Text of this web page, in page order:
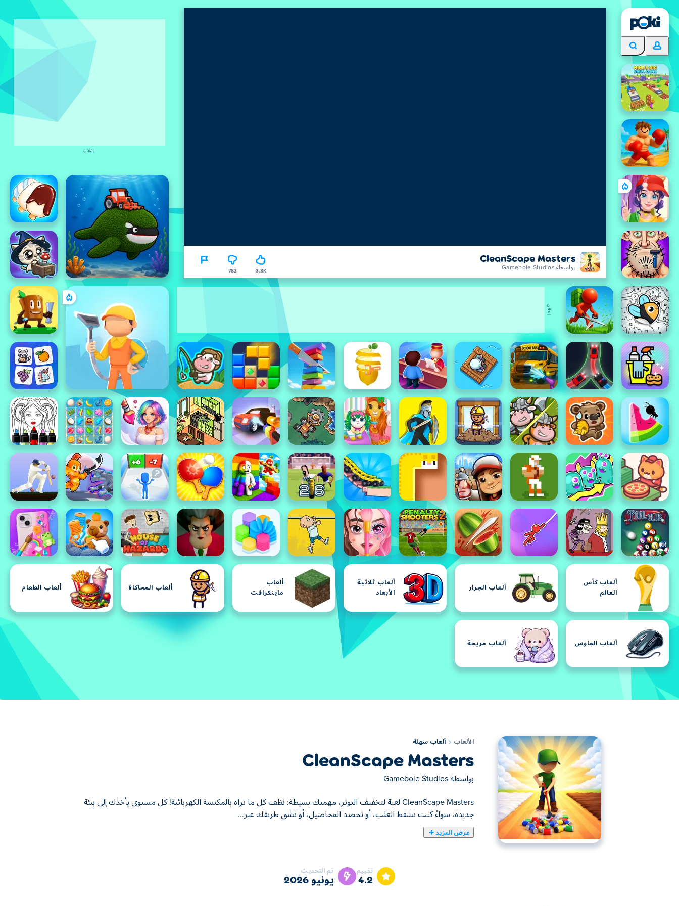
CleanScape Masters
بواسطة Gamebole Studios 3.3K
783
ألعاب كأس
العالم
ألعاب الجرار
ألعاب ثلاثية
الأبعاد
ألعاب
ماينكرافت
ألعاب المحاكاة ألعاب الطعام
ألعاب الماوس ألعاب مريحة
إعلان
إعلان
الألعاب ألعاب سهلة
CleanScape Masters
بواسطة Gamebole Studios
CleanScape Masters لعبة لتخفيف التوتر، مهمتك بسيطة: نظف كل ما تراه بالمكنسة الكهربائية! كل مستوى يأخذك إلى بيئة
جديدة، سواءً كنت تشفط العلب، أو تحصد المحاصيل، أو تشق طريقك عبر...
عرض المزيد
CleanScape Masters لعبة لتخفيف التوتر، مهمتك بسيطة: نظف كل ما تراه بالمكنسة الكهربائية! كل مستوى يأخذك إلى بيئة جديدة، سواءً كنت تشفط العلب، أو تحصد
تقييم
4.2
تم التحديث
يونيو 2026